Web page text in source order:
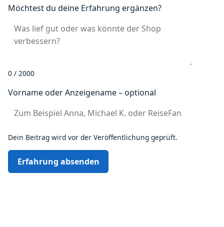
Möchtest du deine Erfahrung ergänzen?
0 / 2000
Vorname oder Anzeigename – optional
Dein Beitrag wird vor der Veröffentlichung geprüft.
Erfahrung absenden